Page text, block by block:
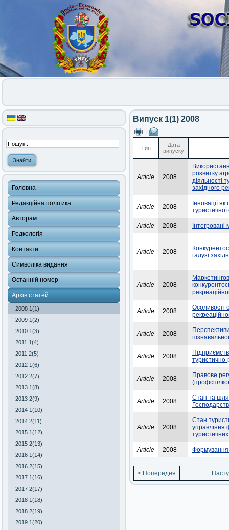
Головна
Редакційна політика
Авторам
Редколегія
Контакти
Символіка видання
Останній номер
Архів статей
2008 1(1)
2009 1(2)
2010 1(3)
2011 1(4)
2011 2(5)
2012 1(6)
2012 2(7)
2013 1(8)
2013 2(9)
2014 1(10)
2014 2(11)
2015 1(12)
2015 2(13)
2016 1(14)
2016 2(15)
2017 1(16)
2017 2(17)
2018 1(18)
2018 2(19)
2019 1(20)
Випуск 1(1) 2008
Тип
Дата
випуску
Article 2008
розвитку
діяльності
західного
Article 2008
Інновації
туристичної
Article 2008 Інтегровані
Article 2008
галузі
Article 2008
Article 2008
Осоливості
Article 2008
Article 2008
туристично-
Article 2008
Правове
Article 2008
Стан та
Article 2008
Стан
управління
Article 2008 Формування
< Попередня